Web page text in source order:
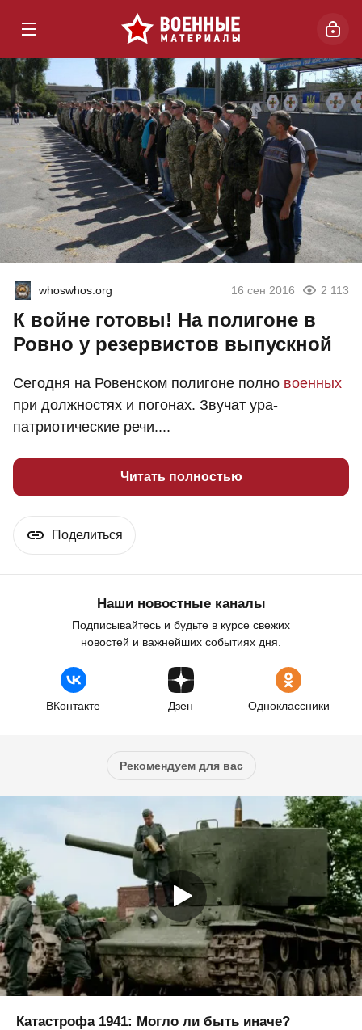
whoswhos.org 16 сен 2016 2 113
К войне готовы! На полигоне в
Ровно у резервистов выпускной
Сегодня на Ровенском полигоне полно военных
при должностях и погонах. Звучат ура-
патриотические речи....
Читать полностью
Поделиться
Наши новостные каналы
Подписывайтесь и будьте в курсе свежих
новостей и важнейших событиях дня.
ВКонтакте Дзен Одноклассники
Рекомендуем для вас
Катастрофа 1941: Могло ли быть иначе?